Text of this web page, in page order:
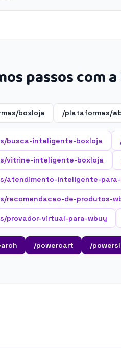
passos com
boxloja /plataformas/
busca-inteligente-boxloja
vitrine-inteligente-boxloja
atendimento-inteligente-
recomendacao-de-produtos-
provador-virtual-para-wbuy
/powercart /